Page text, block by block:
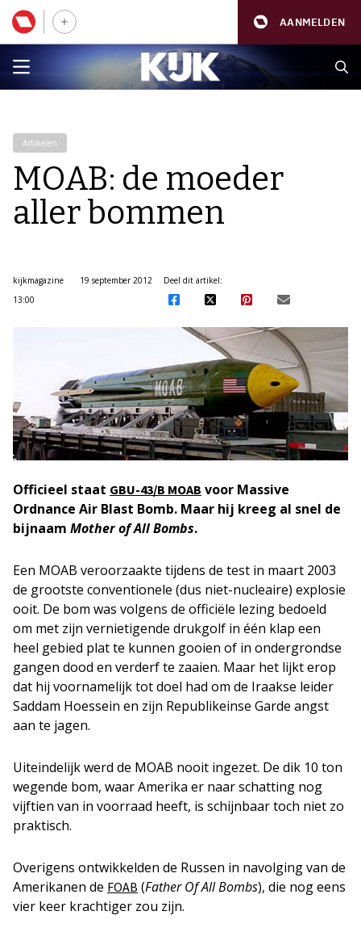
AANMELDEN
Artikelen
MOAB: de moeder
aller bommen
kijkmagazine
19 september 2012
13:00
Deel dit artikel:
Officieel staat GBU-43/B MOAB voor Massive
Ordnance Air Blast Bomb. Maar hij kreeg al snel de
bijnaam Mother of All Bombs.
Een MOAB veroorzaakte tijdens de test in maart 2003
de grootste conventionele (dus niet-nucleaire) explosie
ooit. De bom was volgens de officiële lezing bedoeld
om met zijn vernietigende drukgolf in één klap een
heel gebied plat te kunnen gooien of in ondergrondse
gangen dood en verderf te zaaien. Maar het lijkt erop
dat hij voornamelijk tot doel had om de Iraakse leider
Saddam Hoessein en zijn Republikeinse Garde angst
aan te jagen.
Uiteindelijk werd de MOAB nooit ingezet. De dik 10 ton
wegende bom, waar Amerika er naar schatting nog
vijftien van in voorraad heeft, is schijnbaar toch niet zo
praktisch.
Overigens ontwikkelden de Russen in navolging van de
Amerikanen de FOAB (Father Of All Bombs), die nog eens
vier keer krachtiger zou zijn.